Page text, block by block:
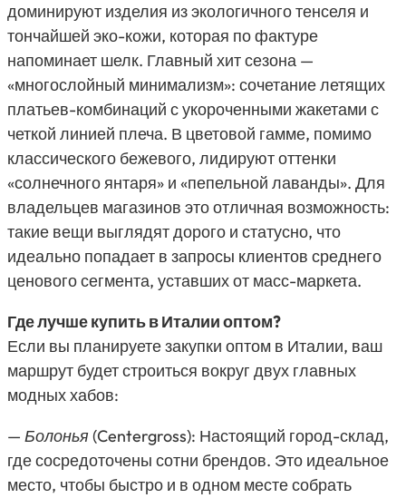
доминируют изделия из экологичного тенселя и
тончайшей эко-кожи, которая по фактуре
напоминает шелк. Главный хит сезона —
«многослойный минимализм»: сочетание летящих
платьев-комбинаций с укороченными жакетами с
четкой линией плеча. В цветовой гамме, помимо
классического бежевого, лидируют оттенки
«солнечного янтаря» и «пепельной лаванды». Для
владельцев магазинов это отличная возможность:
такие вещи выглядят дорого и статусно, что
идеально попадает в запросы клиентов среднего
ценового сегмента, уставших от масс-маркета.
Где лучше купить в Италии оптом?
Если вы планируете закупки оптом в Италии, ваш
маршрут будет строиться вокруг двух главных
модных хабов:
— Болонья (Centergross): Настоящий город-склад,
где сосредоточены сотни брендов. Это идеальное
место, чтобы быстро и в одном месте собрать